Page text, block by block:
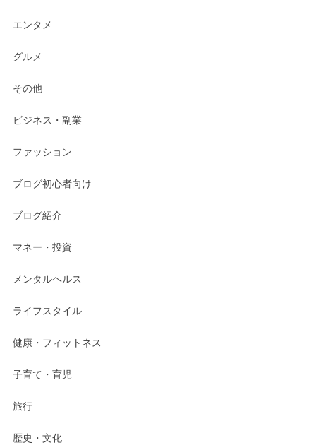
エンタメ
グルメ
その他
ビジネス・副業
ファッション
ブログ初心者向け
ブログ紹介
マネー・投資
メンタルヘルス
ライフスタイル
健康・フィットネス
子育て・育児
旅行
歴史・文化